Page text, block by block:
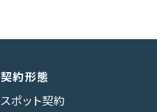
契約形態
スポット契約